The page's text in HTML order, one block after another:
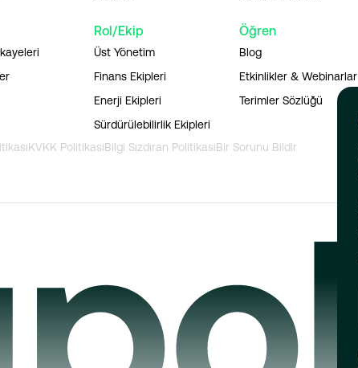
Rol/Ekip
Üst Yönetim
Finans Ekipleri
Enerji Ekipleri
Sürdürülebilirlik Ekipleri
Öğren
Blog
Etkinlikler & Webinarlar
Terimler Sözlüğü
KVKK PolitikasıBilgi Sızdıran PolitikasıBir Sorunu Bildir